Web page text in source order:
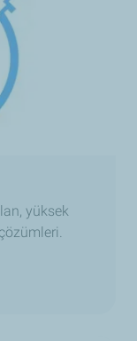
yüksek